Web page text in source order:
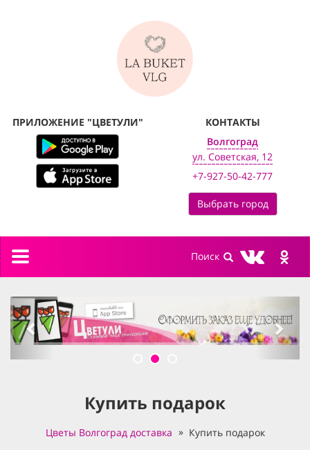
ПРИЛОЖЕНИЕ "ЦВЕТУЛИ"
КОНТАКТЫ
Волгоград
ул. Советская, 12
+7-927-50-42-777
Выбрать город
Toggle
previous
Купить подарок
Цветы Волгоград доставка Купить подарок